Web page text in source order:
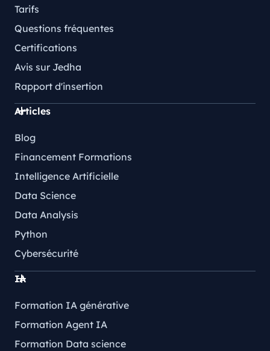
Tarifs
Questions fréquentes
Certifications
Avis sur Jedha
Rapport d'insertion
Articles
Blog
Financement Formations
Intelligence Artificielle
Data Science
Data Analysis
Python
Cybersécurité
IA
Formation IA générative
Formation Agent IA
Formation Data science